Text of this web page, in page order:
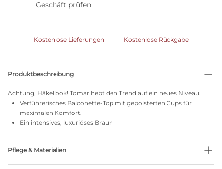
Geschäft prüfen
Kostenlose Lieferungen Kostenlose Rückgabe
Produktbeschreibung
Achtung, Häkellook! Tomar hebt den Trend auf ein neues Niveau.
Verführerisches Balconette-Top mit gepolsterten Cups für
maximalen Komfort.
Ein intensives, luxuriöses Braun
Pflege & Materialien